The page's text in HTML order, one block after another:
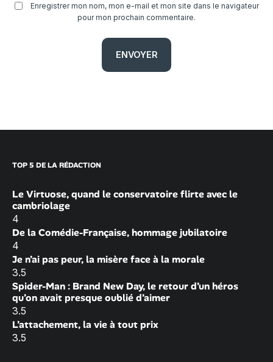
Enregistrer mon nom, mon e-mail et mon site dans le navigateur
pour mon prochain commentaire.
TOP 5 DE LA RÉDACTION
Le Virtuose, quand le conservatoire flirte avec le
cambriolage
4
De la Comédie-Française, hommage jubilatoire
4
Je n’ai pas peur, la misère face à la morale
3.5
Spider-Man : Brand New Day, le retour d’un héros
qu’on avait presque oublié d’aimer
3.5
L’attachement, la vie à tout prix
3.5